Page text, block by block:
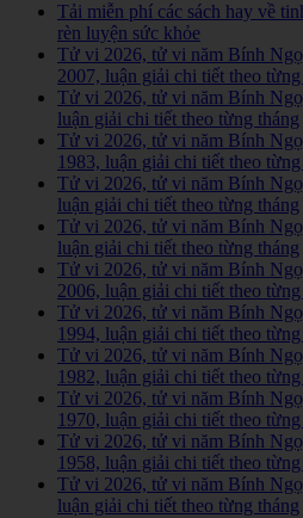
Tải miễn phí các sách hay về
rèn luyện sức khỏe
Tử vi 2026, tử vi năm Bính
2007, luận giải chi tiết theo từng
Tử vi 2026, tử vi năm Bính
luận giải chi tiết theo từng tháng
Tử vi 2026, tử vi năm Bính
1983, luận giải chi tiết theo từng
Tử vi 2026, tử vi năm Bính
luận giải chi tiết theo từng tháng
Tử vi 2026, tử vi năm Bính
luận giải chi tiết theo từng tháng
Tử vi 2026, tử vi năm Bính
2006, luận giải chi tiết theo từng
Tử vi 2026, tử vi năm Bính
1994, luận giải chi tiết theo từng
Tử vi 2026, tử vi năm Bính
1982, luận giải chi tiết theo từng
Tử vi 2026, tử vi năm Bính
1970, luận giải chi tiết theo từng
Tử vi 2026, tử vi năm Bính
1958, luận giải chi tiết theo từng
Tử vi 2026, tử vi năm Bính
luận giải chi tiết theo từng tháng